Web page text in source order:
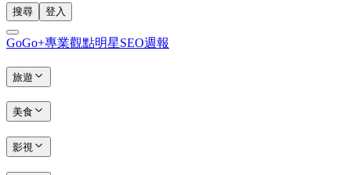
搜尋 登入
GoGo+專業觀點明星SEO週報
旅遊
美食
影視